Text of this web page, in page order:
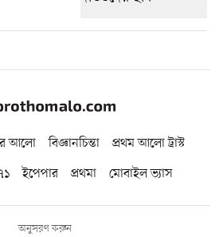
আলো বিজ্ঞানচিন্তা
প্রথম আলো ট্রাস্ট
ইপেপার প্রথমা মোবাইল ভ্যাস
অনুসরণ করুন